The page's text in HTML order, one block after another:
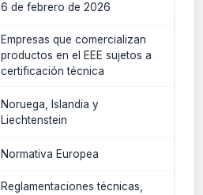
6 de febrero de 2026
Empresas que comercializan
productos en el EEE sujetos a
certificación técnica
Noruega, Islandia y
Liechtenstein
Normativa Europea
Reglamentaciones técnicas,